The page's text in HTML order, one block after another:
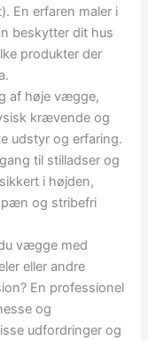
En erfaren maler i
beskytter dit hus
produkter der
af høje vægge,
krævende og
udstyr og erfaring.
til stilladser og
i højden,
pæn og stribefri
vægge med
eller andre
En professionel
og
udfordringer og